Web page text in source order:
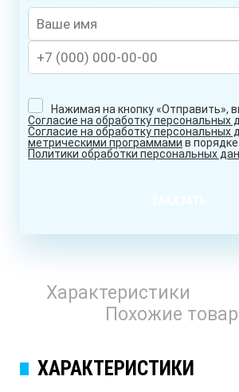
Нажимая на кнопку «Отправить»,
Согласие на обработку персональных
Согласие на обработку персональных
метрическими программами в
Политики обработки персональных
Характеристики
Похожие
ХАРАКТЕРИСТИКИ